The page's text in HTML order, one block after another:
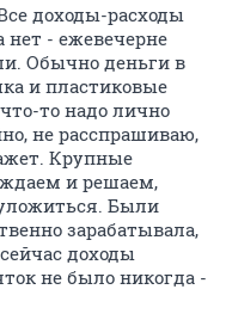
доходы-расходы
нет - ежевечерне
Обычно деньги в
и пластиковые
то надо лично
не расспрашиваю,
Крупные
и решаем,
Были
зарабатывала,
доходы
не было никогда -